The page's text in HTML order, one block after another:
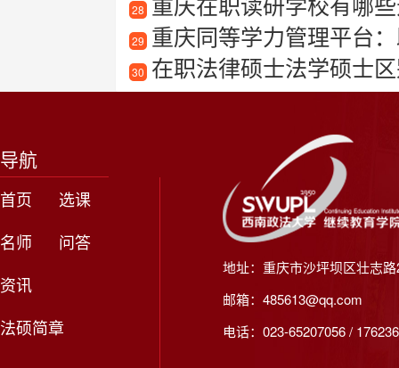
28
29 重庆同等学力管理平台
30 在职法律硕士法学硕士
导航
首页
选课
名师
问答
资讯
法硕简章
地址：重庆市沙坪坝区壮志
邮箱：485613@qq.com
电话：023-65207056 /